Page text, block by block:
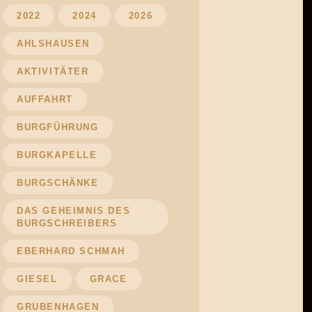
2022 2024 2026
AHLSHAUSEN
AKTIVITÄTER
AUFFAHRT
BURGFÜHRUNG
BURGKAPELLE
BURGSCHÄNKE
DAS GEHEIMNIS DES
BURGSCHREIBERS
EBERHARD SCHMAH
GIESEL GRACE
GRUBENHAGEN